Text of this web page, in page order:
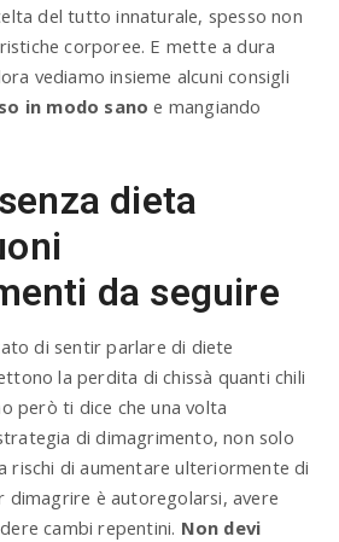
del tutto innaturale, spesso non
corporee. E mette a dura
vediamo insieme alcuni consigli
in modo sano e mangiando
dieta
da seguire
di sentir parlare di diete
la perdita di chissà quanti chili
però ti dice che una volta
di dimagrimento, non solo
rischi di aumentare ulteriormente di
dimagrire è autoregolarsi, avere
cambi repentini. Non devi